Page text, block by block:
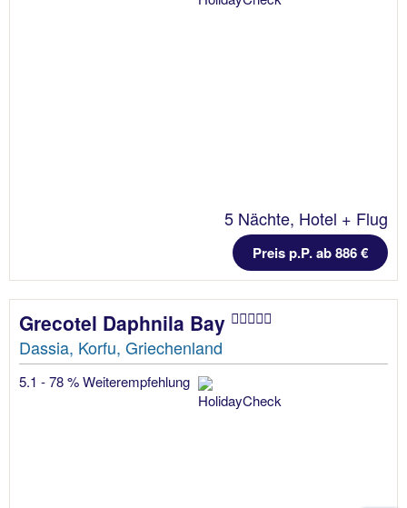
5 Nächte, Hotel + Flug
Preis p.P. ab 886 €
Grecotel Daphnila Bay
Dassia, Korfu, Griechenland
5.1 - 78 % Weiterempfehlung